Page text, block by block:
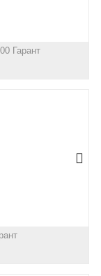
Гарант